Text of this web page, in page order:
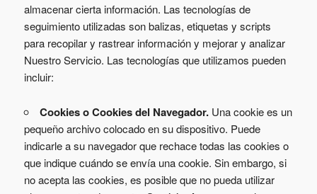
almacenar cierta información. Las tecnologías de
seguimiento utilizadas son balizas, etiquetas y scripts
para recopilar y rastrear información y mejorar y analizar
Nuestro Servicio. Las tecnologías que utilizamos pueden
incluir:
Cookies o Cookies del Navegador. Una cookie es un
pequeño archivo colocado en su dispositivo. Puede
indicarle a su navegador que rechace todas las cookies o
que indique cuándo se envía una cookie. Sin embargo, si
no acepta las cookies, es posible que no pueda utilizar